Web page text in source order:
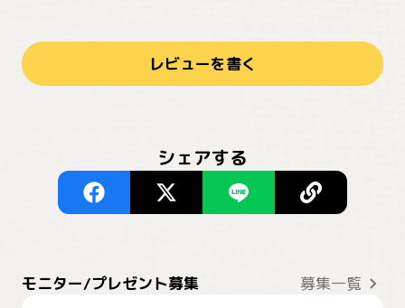
レビューを書く
シェアする
モニター/プレゼント募集 募集一覧